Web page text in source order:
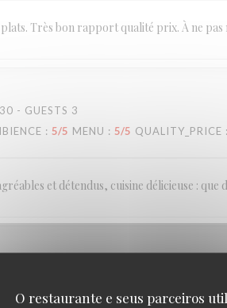
O restaurante e seus parceiros
Très bon rapport qualité prix. À ne pas
- GUESTS 3
: 5/5 MENU : 5/5 QUALITY_PRICE
et détendus, cuisine délicieuse : que